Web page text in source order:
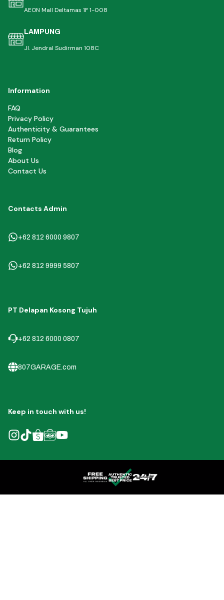
AEON Mall Deltamas 1F 1-008
LAMPUNG
Jl. Jendral Sudirman 108C
Information
FAQ
Privacy Policy
Authenticity & Guarantees
Return Policy
Blog
About Us
Contact Us
Contacts Admin
+62 812 6000 9807
+62 812 9999 5807
PT Delapan Kosong Tujuh
+62 812 6000 0807
807GARAGE.com
Keep in touch with us!